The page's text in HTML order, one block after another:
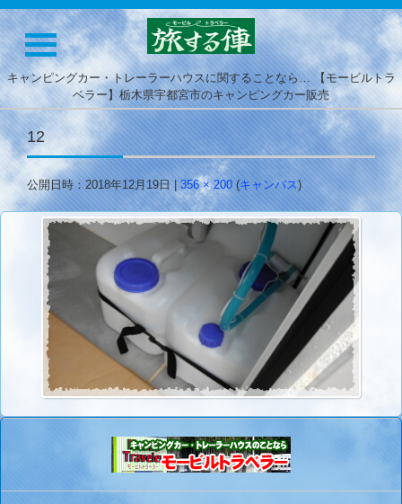
キャンピングカー・トレーラーハウスに関することなら… 【モービルトラ
ベラー】栃木県宇都宮市のキャンピングカー販売
12
公開日時：2018年12月19日|356 × 200(キャンバス)